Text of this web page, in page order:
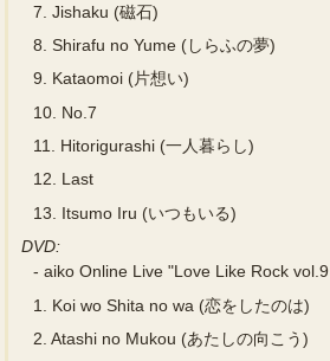
7. Jishaku (磁石)
8. Shirafu no Yume (しらふの夢)
9. Kataomoi (片想い)
10. No.7
11.
Hitorigurashi (一人暮らし)
12. Last
13.
Itsumo Iru (いつもいる)
DVD:
- aiko Online Live "Love Like Rock
1.
Koi wo Shita no wa (恋をしたのは)
2. Atashi no Mukou (あたしの向こう)